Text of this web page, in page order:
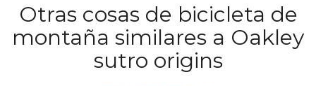
Otras cosas de bicicleta de
montaña similares a Oakley
sutro origins